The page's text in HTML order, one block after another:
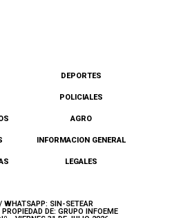
DEPORTES
POLICIALES
AGRO
INFORMACION GENERAL
LEGALES
WHATSAPP: SIN-SETEAR
DE: GRUPO INFOEME